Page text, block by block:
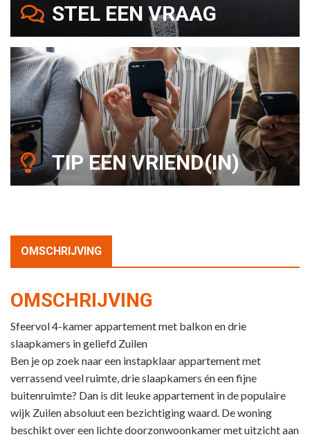
STEL EEN VRAAG
TIP EEN VRIEND(IN)
OMSCHRIJVING
OMSCHRIJVING
Sfeervol 4-kamer appartement met balkon en drie
slaapkamers in geliefd Zuilen
Ben je op zoek naar een instapklaar appartement met
verrassend veel ruimte, drie slaapkamers én een fijne
buitenruimte? Dan is dit leuke appartement in de populaire
wijk Zuilen absoluut een bezichtiging waard. De woning
beschikt over een lichte doorzonwoonkamer met uitzicht aan